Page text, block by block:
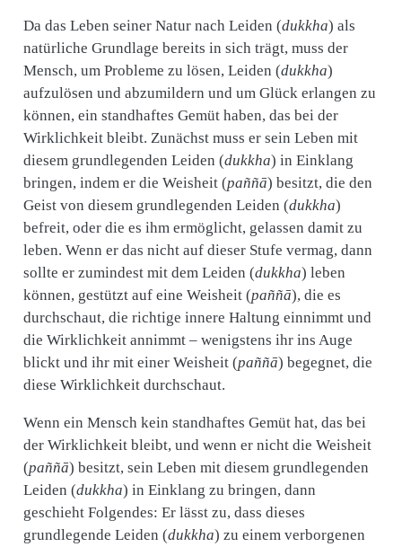
Da das Leben seiner Natur nach Leiden (dukkha) als
natürliche Grundlage bereits in sich trägt, muss der
Mensch, um Probleme zu lösen, Leiden (dukkha)
aufzulösen und abzumildern und um Glück erlangen zu
können, ein standhaftes Gemüt haben, das bei der
Wirklichkeit bleibt. Zunächst muss er sein Leben mit
diesem grundlegenden Leiden (dukkha) in Einklang
bringen, indem er die Weisheit (paññā) besitzt, die den
Geist von diesem grundlegenden Leiden (dukkha)
befreit, oder die es ihm ermöglicht, gelassen damit zu
leben. Wenn er das nicht auf dieser Stufe vermag, dann
sollte er zumindest mit dem Leiden (dukkha) leben
können, gestützt auf eine Weisheit (paññā), die es
durchschaut, die richtige innere Haltung einnimmt und
die Wirklichkeit annimmt – wenigstens ihr ins Auge
blickt und ihr mit einer Weisheit (paññā) begegnet, die
diese Wirklichkeit durchschaut.
Wenn ein Mensch kein standhaftes Gemüt hat, das bei
der Wirklichkeit bleibt, und wenn er nicht die Weisheit
(paññā) besitzt, sein Leben mit diesem grundlegenden
Leiden (dukkha) in Einklang zu bringen, dann
geschieht Folgendes: Er lässt zu, dass dieses
grundlegende Leiden (dukkha) zu einem verborgenen